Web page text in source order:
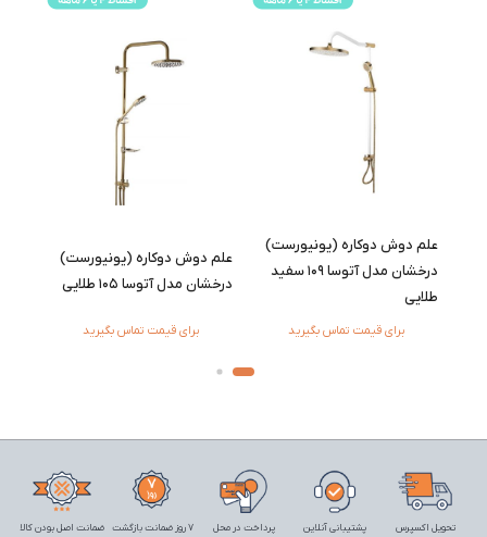
علم دوش دوکاره (یونیورست)
درخشان مدل آتوسا 105 طلایی
برای قیمت تماس بگیرید
علم دوش دوکاره (یونیورست)
درخشان مدل آتوسا 103 کروم
برای قیمت تماس بگیرید
تحویل اکسپرس پشتیبانی آنلاین پرداخت در محل 7 روز ضمانت بازگشت ضمانت اصل بودن کالا